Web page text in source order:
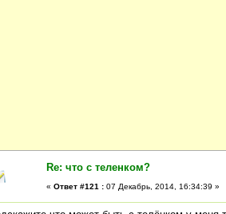
Re: что с теленком?
« Ответ #121 : 07 Декабрь, 2014, 16:34:39 »